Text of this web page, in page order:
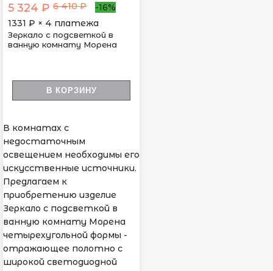
5 324 ₽ 6 410 ₽
-16%
1331 ₽ × 4 платежа
Зеркало с подсветкой в
ванную комнату Морена
В КОРЗИНУ
В комнатах с
недостаточным
освещением необходимы его
искусственные источники.
Предлагаем к
приобретению изделие
Зеркало с подсветкой в
ванную комнату Морена
четырехугольной формы -
отражающее полотно с
широкой светодиодной